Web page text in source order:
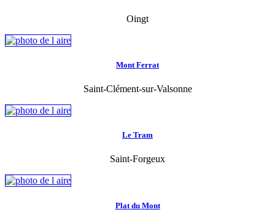
Oingt
Mont Ferrat
Saint-Clément-sur-Valsonne
Le Tram
Saint-Forgeux
Plat du Mont